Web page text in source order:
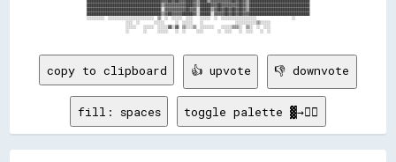
copy to clipboard 👍 upvote 👎 downvote
fill: spaces toggle palette ▓→✊🏽